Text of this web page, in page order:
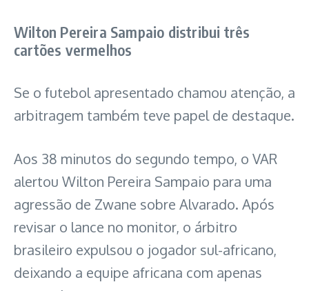
Wilton Pereira Sampaio distribui três
cartões vermelhos
Se o futebol apresentado chamou atenção, a
arbitragem também teve papel de destaque.
Aos 38 minutos do segundo tempo, o VAR
alertou Wilton Pereira Sampaio para uma
agressão de Zwane sobre Alvarado. Após
revisar o lance no monitor, o árbitro
brasileiro expulsou o jogador sul-africano,
deixando a equipe africana com apenas